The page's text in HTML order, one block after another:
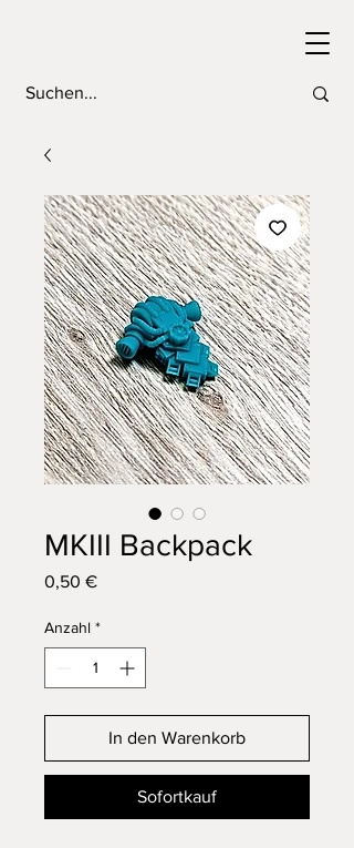
MKIII Backpack
0,50 €Preis
Anzahl *
In den Warenkorb
Sofortkauf